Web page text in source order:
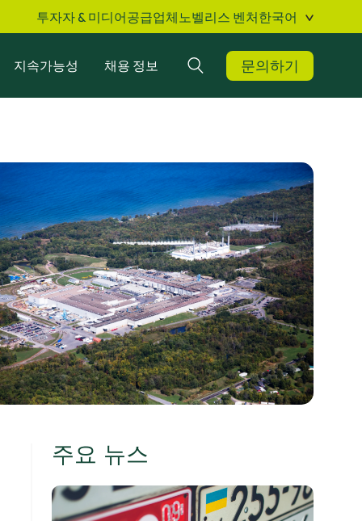
투자자 & 미디어공급업체노벨리스 벤처한국어
지속가능성 채용 정보 검색 문의하기
주요 뉴스